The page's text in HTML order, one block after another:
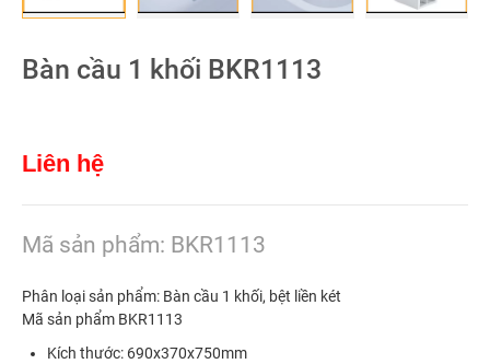
Bàn cầu 1 khối BKR1113
Liên hệ
Mã sản phẩm: BKR1113
Phân loại sản phẩm: Bàn cầu 1 khối, bệt liền két
Mã sản phẩm BKR1113
Kích thước: 690x370x750mm